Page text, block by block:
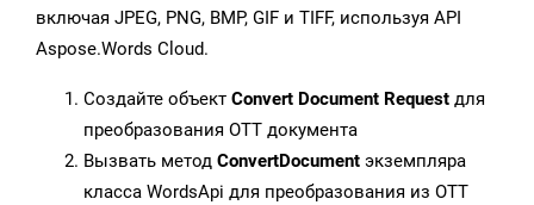
включая JPEG, PNG, BMP, GIF и TIFF, используя API
Aspose.Words Cloud.
Создайте объект Convert Document Request для
преобразования OTT документа
Вызвать метод ConvertDocument экземпляра
класса WordsApi для преобразования из OTT